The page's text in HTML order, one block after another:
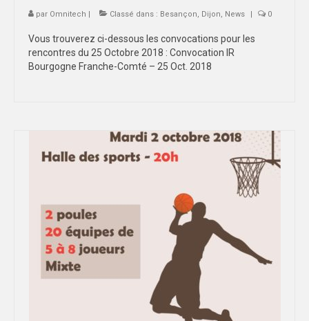
par Omnitech Classé dans : Besançon, Dijon, News 0
Vous trouverez ci-dessous les convocations pour les
rencontres du 25 Octobre 2018 : Convocation IR
Bourgogne Franche-Comté – 25 Oct. 2018